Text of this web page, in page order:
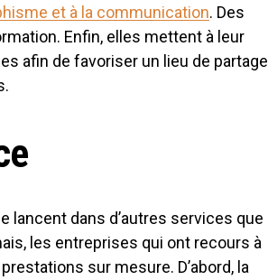
et à la communication. Des
Enfin, elles mettent à leur
afin de favoriser un lieu de partage
lancent dans d’autres services que
les entreprises qui ont recours à
sur mesure. D’abord, la